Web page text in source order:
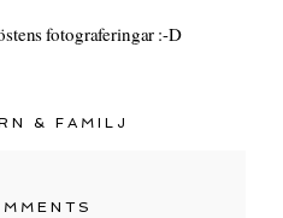
fotograferingar :-D
& FAMILJ